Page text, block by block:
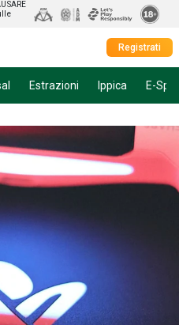
Registrati
Estrazioni Ippica E-